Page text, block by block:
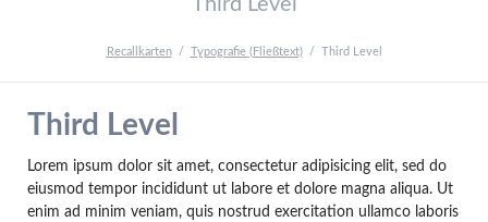
Recallkarten Typografie (Fließtext) Third Level
Third Level
Lorem ipsum dolor sit amet, consectetur adipisicing elit, sed do
eiusmod tempor incididunt ut labore et dolore magna aliqua. Ut
enim ad minim veniam, quis nostrud exercitation ullamco laboris